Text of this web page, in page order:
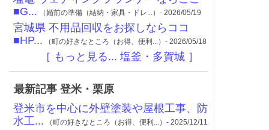
■G... （婚前の準備（結納・家具・ドレ...）- 2026/05/19
宮城県 不用品回収をお探しならココ
■HP... （町の好きなところ（お得、便利...）- 2026/05/18
［ もっと見る... 塩釜・多賀城 ］
最新記事 登米・栗原
登米市を中心に外壁塗装や屋根工事、防
水工... （町の好きなところ（お得、便利...）- 2025/12/11